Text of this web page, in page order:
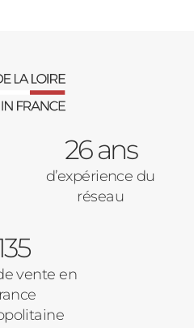
26 ans
d’expérience du
réseau
vente en